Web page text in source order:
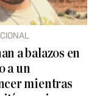
a balazos en
a un
mientras